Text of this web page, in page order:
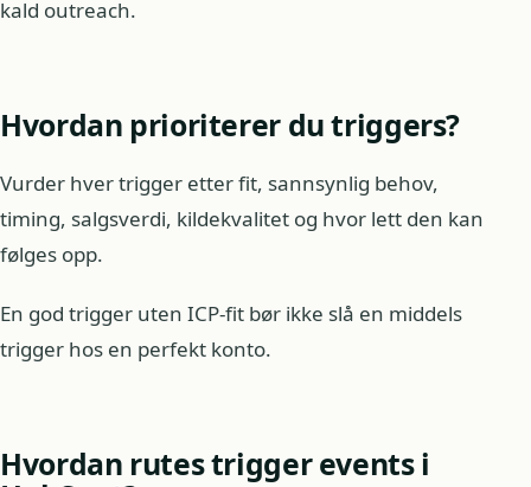
kald outreach.
Hvordan prioriterer du triggers?
Vurder hver trigger etter fit, sannsynlig behov,
timing, salgsverdi, kildekvalitet og hvor lett den kan
følges opp.
En god trigger uten ICP-fit bør ikke slå en middels
trigger hos en perfekt konto.
Hvordan rutes trigger events i